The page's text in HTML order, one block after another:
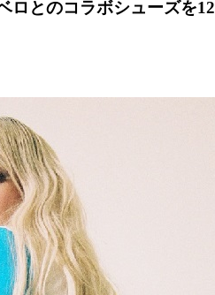
ロとのコラボシューズを